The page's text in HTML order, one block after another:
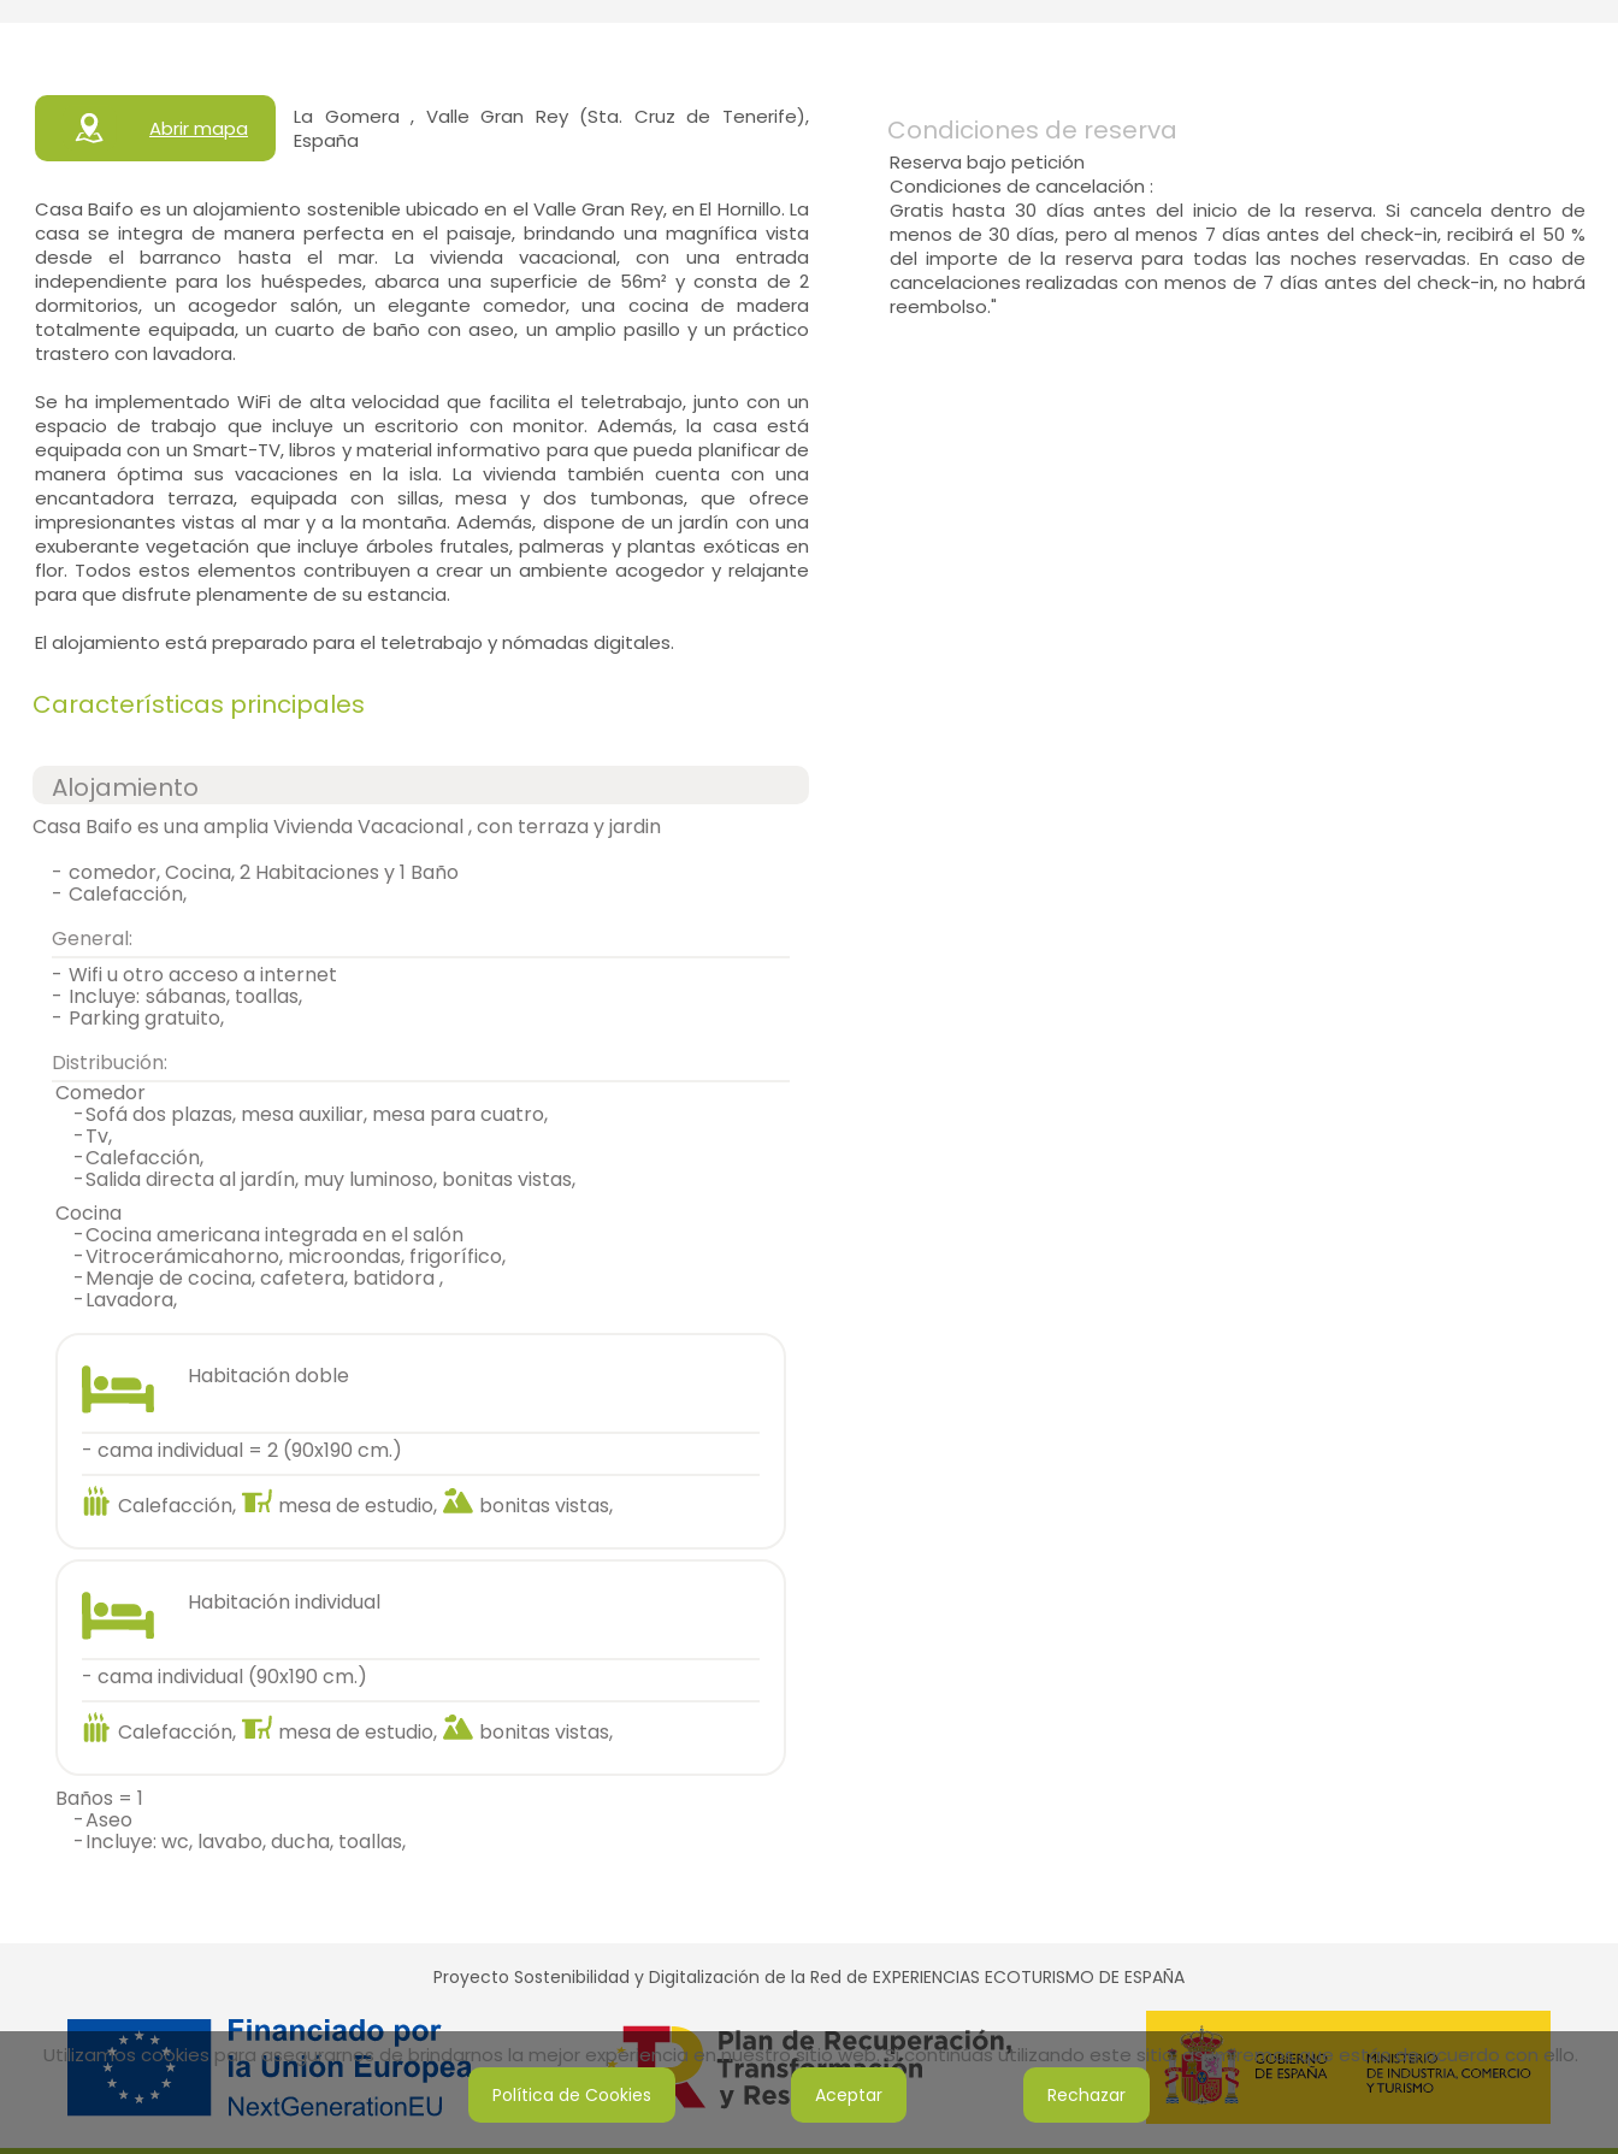
Abrir mapa
La Gomera , Valle Gran Rey (Sta. Cruz de Tenerife),
España
Casa Baifo es un alojamiento sostenible ubicado en el Valle Gran Rey, en El Hornillo. La
casa se integra de manera perfecta en el paisaje, brindando una magnífica vista
desde el barranco hasta el mar. La vivienda vacacional, con una entrada
independiente para los huéspedes, abarca una superficie de 56m² y consta de 2
dormitorios, un acogedor salón, un elegante comedor, una cocina de madera
totalmente equipada, un cuarto de baño con aseo, un amplio pasillo y un práctico
trastero con lavadora.
Se ha implementado WiFi de alta velocidad que facilita el teletrabajo, junto con un
espacio de trabajo que incluye un escritorio con monitor. Además, la casa está
equipada con un Smart-TV, libros y material informativo para que pueda planificar de
manera óptima sus vacaciones en la isla. La vivienda también cuenta con una
encantadora terraza, equipada con sillas, mesa y dos tumbonas, que ofrece
impresionantes vistas al mar y a la montaña. Además, dispone de un jardín con una
exuberante vegetación que incluye árboles frutales, palmeras y plantas exóticas en
flor. Todos estos elementos contribuyen a crear un ambiente acogedor y relajante
para que disfrute plenamente de su estancia.
El alojamiento está preparado para el teletrabajo y nómadas digitales.
Características principales
Alojamiento
Casa Baifo es una amplia Vivienda Vacacional , con terraza y jardin
- comedor, Cocina, 2 Habitaciones y 1 Baño
-
calefacción,
General:
-
wifi u otro acceso a internet
- incluye: sábanas, toallas,
-
parking gratuito,
Distribución:
comedor
- sofá dos plazas, mesa auxiliar, mesa para cuatro,
- tv,
- calefacción,
- salida directa al jardín, muy luminoso, bonitas vistas,
cocina
- cocina americana integrada en el salón
- vitrocerámicahorno, microondas, frigorífico,
- menaje de cocina, cafetera, batidora ,
- lavadora,
habitación doble
- cama individual = 2 (90x190 cm.)
Calefacción,
mesa de estudio, bonitas vistas,
habitación individual
- cama individual (90x190 cm.)
Calefacción,
mesa de estudio, bonitas vistas,
baños = 1
- aseo
- incluye: wc, lavabo, ducha, toallas,
Condiciones de reserva
Reserva bajo petición
Condiciones de cancelación :
Gratis hasta 30 días antes del inicio de la reserva. Si cancela dentro de
menos de 30 días, pero al menos 7 días antes del check-in, recibirá el 50 %
del importe de la reserva para todas las noches reservadas. En caso de
cancelaciones realizadas con menos de 7 días antes del check-in, no habrá
reembolso."
Proyecto Sostenibilidad y Digitalización de la Red de EXPERIENCIAS ECOTURISMO DE ESPAÑA
Utilizamos cookies para asegurarnos de brindarnos la mejor experiencia en nuestro sitio web. Si continúas utilizando este sitio, asumiremos que estás de acuerdo con ello.
Política de Cookies Aceptar Rechazar